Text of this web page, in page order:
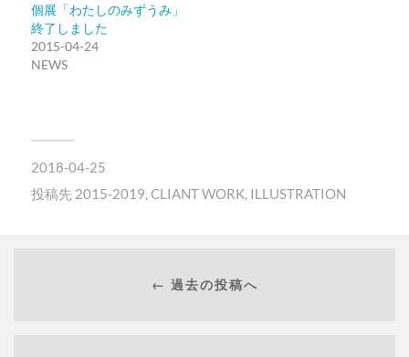
個展「わたしのみずうみ」
終了しました
2015-04-24
NEWS
2018-04-25
投稿先 2015-2019,CLIANT WORK, ILLUSTRATION
← 過去の投稿へ